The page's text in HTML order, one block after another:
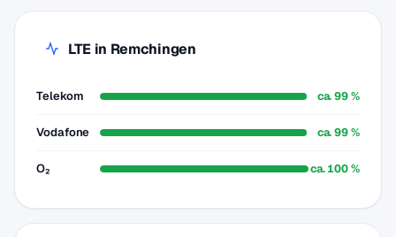
LTE in Remchingen
Telekom ca. 99 %
Vodafone ca. 99 %
O₂ ca. 100 %